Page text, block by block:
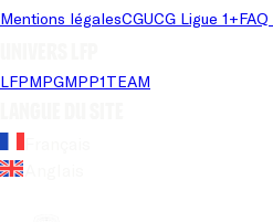
Mentions légalesCGUCG Ligue 1+FAQ
LFPMPGMPP1TEAM